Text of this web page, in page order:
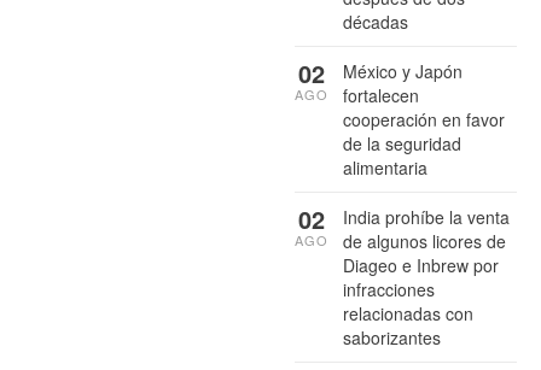
décadas
México y Japón
fortalecen
cooperación en favor
de la seguridad
alimentaria
02
AGO
India prohíbe la venta
de algunos licores de
Diageo e Inbrew por
infracciones
relacionadas con
saborizantes
02
AGO